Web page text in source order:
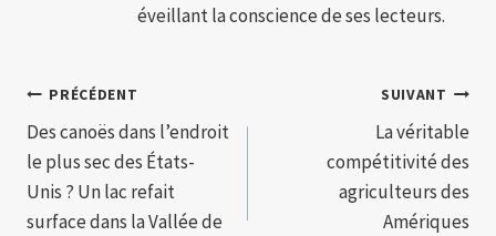
éveillant la conscience de ses lecteurs.
Navigation
de
l’article
PRÉCÉDENT
Des canoës dans l’endroit
le plus sec des États-
Unis ? Un lac refait
surface dans la Vallée de
SUIVANT
La véritable
compétitivité des
agriculteurs des
Amériques